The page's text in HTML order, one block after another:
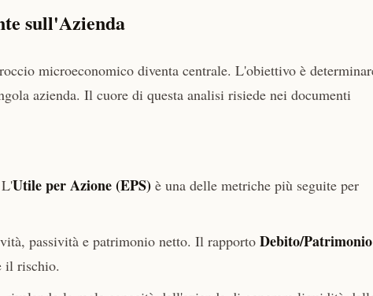
sull'Azienda
microeconomico diventa centrale. L'obiettivo è
azienda. Il cuore di questa analisi risiede nei documenti
Utile per Azione (EPS) è una delle metriche più seguite per
passività e patrimonio netto. Il rapporto Debito/Patrimonio
il rischio.